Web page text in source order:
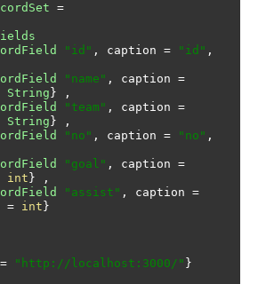
=
"id" , caption = "id" ,
"name" , caption =
String }
,
"team" , caption =
String }
,
"no" , caption = "no" ,
"goal" , caption =
int }
,
"assist" , caption =
= int }
= "http://localhost:3000/" }